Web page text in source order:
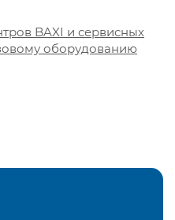
BAXI и сервисных
оборудованию